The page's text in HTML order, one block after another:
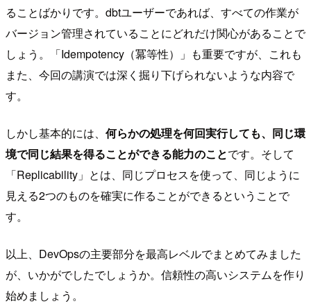
ることばかりです。dbtユーザーであれば、すべての作業が
バージョン管理されていることにどれだけ関心があることで
しょう。「Idempotency（冪等性）」も重要ですが、これも
また、今回の講演では深く掘り下げられないような内容で
す。
しかし基本的には、 何らかの処理を何回実行しても、同じ環
境で同じ結果を得ることができる能力のことです。そして
「Replicability」とは、同じプロセスを使って、同じように
見える2つのものを確実に作ることができるということで
す。
以上、DevOpsの主要部分を最高レベルでまとめてみました
が、いかがでしたでしょうか。信頼性の高いシステムを作り
始めましょう。